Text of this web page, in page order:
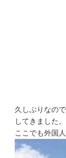
久しぶりなの
してきました。
ここでも外国